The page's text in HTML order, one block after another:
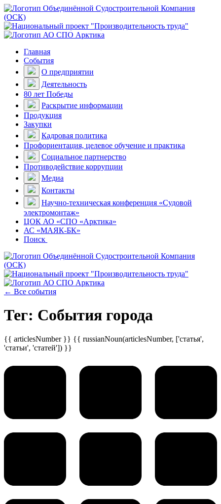
Главная
События
О предприятии
Деятельность
80 лет Победы
Раскрытие информации
Продукция
Закупки
Кадровая политика
Профориентация, целевое обучение и практика
Социальное партнерство
Противодействие коррупции
Медиа
Контакты
Научно-техническая конференция «Судовой
электромонтаж»
ЦОК АО «СПО «Арктика»
АС «МАЯК-БК»
Поиск
← Все события
Тег: События города
{{ articlesNumber }} {{ russianNoun(articlesNumber, ['статья',
'статьи', 'статей']) }}